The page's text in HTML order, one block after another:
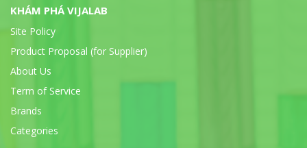
KHÁM PHÁ VIJALAB
Site Policy
Product Proposal (for Supplier)
About Us
Term of Service
Brands
Categories